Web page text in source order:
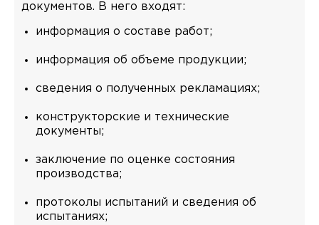
документов. В него входят:
информация о составе работ;
информация об объеме продукции;
сведения о полученных рекламациях;
конструкторские и технические
документы;
заключение по оценке состояния
производства;
протоколы испытаний и сведения об
испытаниях;